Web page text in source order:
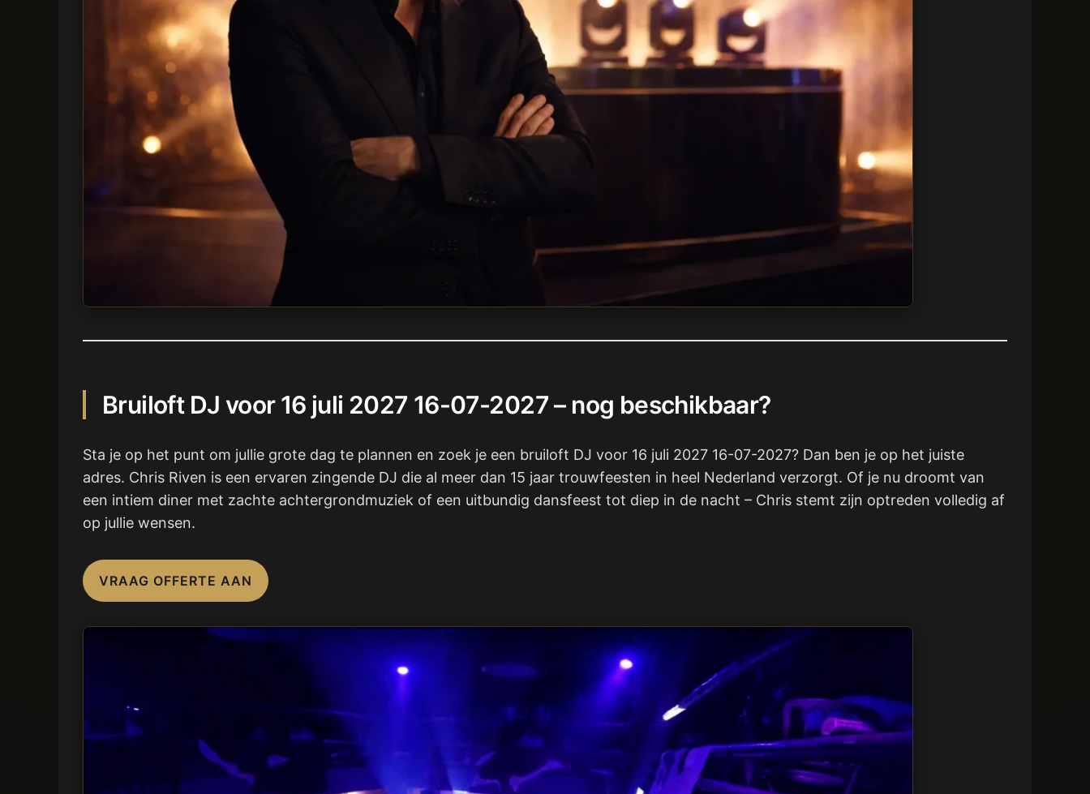
Bruiloft DJ voor 16 juli 2027 16-07-2027 – nog beschikbaar?
Sta je op het punt om jullie grote dag te plannen en zoek je een bruiloft DJ voor 16 juli 2027 16-07-2027? Dan ben je op het juiste
adres. Chris Riven is een ervaren zingende DJ die al meer dan 15 jaar trouwfeesten in heel Nederland verzorgt. Of je nu droomt van
een intiem diner met zachte achtergrondmuziek of een uitbundig dansfeest tot diep in de nacht – Chris stemt zijn optreden volledig af
op jullie wensen.
VRAAG OFFERTE AAN